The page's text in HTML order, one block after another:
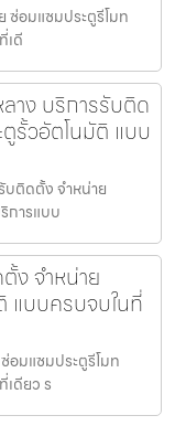
ซ่อมแซมประตูรีโมท
เดี
าง บริการรับติด
รั้วอัตโนมัติ แบบ
บติดตั้ง จำหน่าย
การแบบ
ง จำหน่าย
แบบครบจบในที่
อมแซมประตูรีโมท
ดียว ร